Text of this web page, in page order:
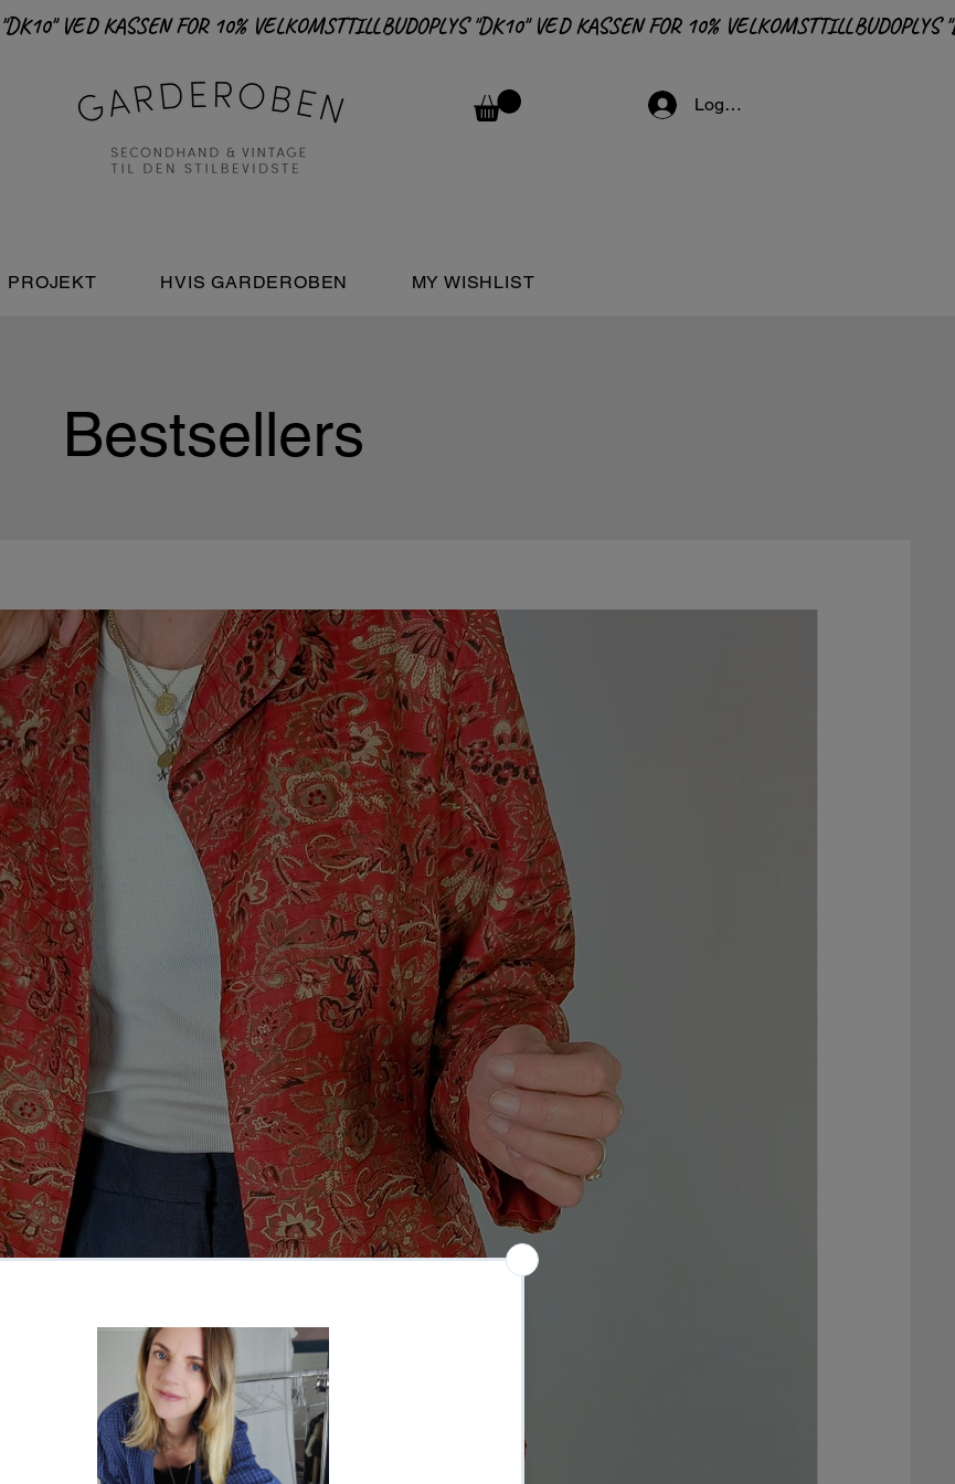
Logga in
PROJEKT HVIS GARDEROBEN MY WISHLIST
Bestsellers